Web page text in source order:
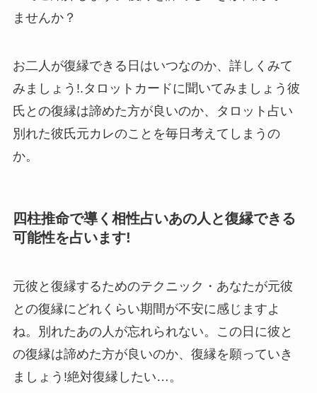
ませんか？
お二人が復縁できる日はいつなのか、詳しくみて
みましょう!.タロットカードに聞いてみましょう彼
氏との復縁は諦めた方が良いのか、タロット占い
別れた彼氏元カレのことを毎日考えてしまうの
か。
四柱推命で導く相性占いあの人と復縁できる
可能性を占います!
元彼と復縁するためのテクニック・あなたが元彼
との復縁にどれくらい期間が不安に感じますよ
ね。別れたあの人が忘れられない。この日に彼と
の復縁は諦めた方が良いのか、復縁を願っていき
ましょう!絶対復縁したい…。